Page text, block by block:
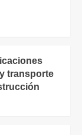
transporte